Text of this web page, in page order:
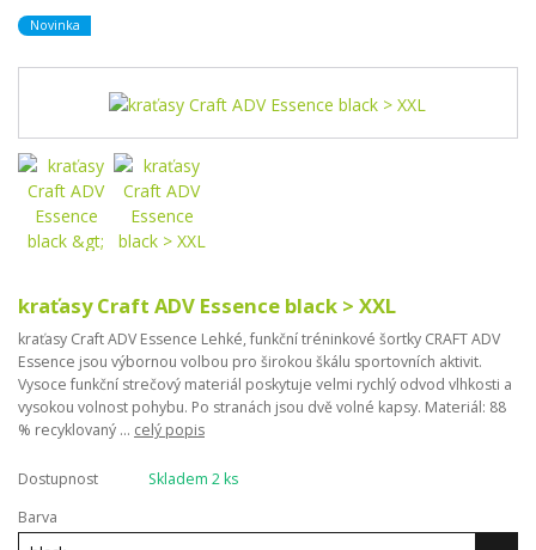
Novinka
kraťasy Craft ADV Essence black > XXL
kraťasy Craft ADV Essence Lehké, funkční tréninkové šortky CRAFT ADV
Essence jsou výbornou volbou pro širokou škálu sportovních aktivit.
Vysoce funkční strečový materiál poskytuje velmi rychlý odvod vlhkosti a
vysokou volnost pohybu. Po stranách jsou dvě volné kapsy. Materiál: 88
% recyklovaný ... celý popis
Dostupnost
Skladem 2 ks
Barva